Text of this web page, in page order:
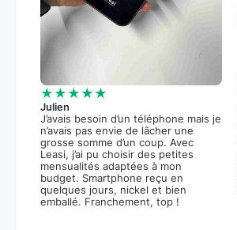
★★★★★
Julien
J’avais besoin d’un téléphone mais je
n’avais pas envie de lâcher une
grosse somme d’un coup. Avec
Leasi, j’ai pu choisir des petites
mensualités adaptées à mon
budget. Smartphone reçu en
quelques jours, nickel et bien
emballé. Franchement, top !